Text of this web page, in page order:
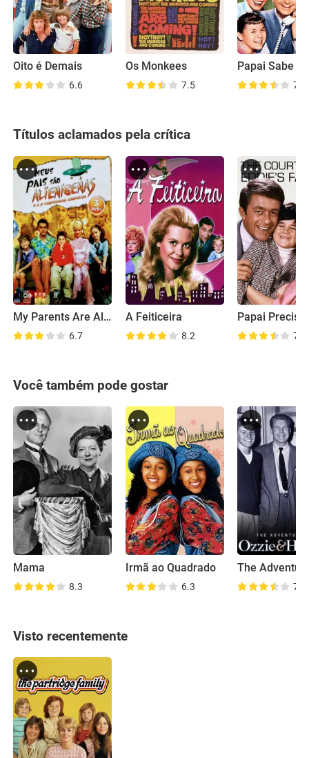
Oito é Demais
6.6
Os Monkees
7.5
Papai Sabe
7.4
Títulos aclamados pela crítica
My Parents Are Aliens
6.7
A Feiticeira
8.2 7.3
Você também pode gostar
Mama
8.3
Irmã ao Quadrado
6.3 7.4
Visto recentemente